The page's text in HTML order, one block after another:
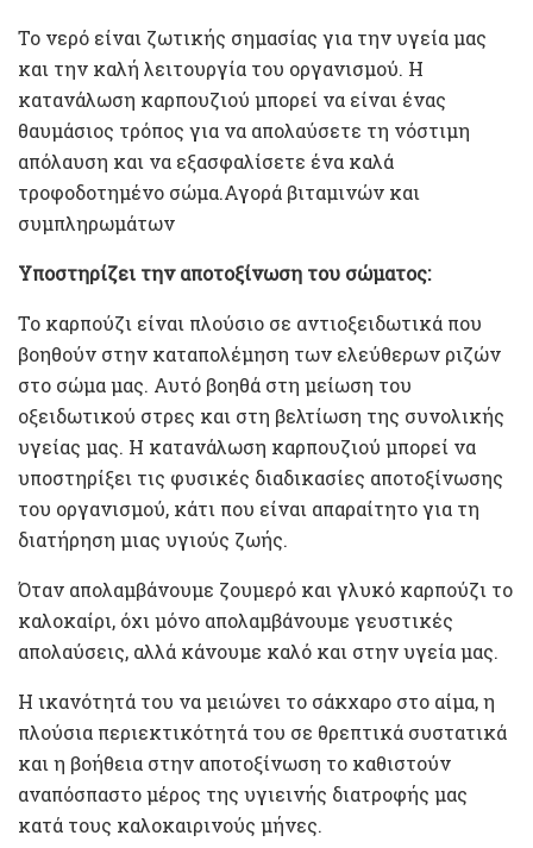
Το νερό είναι ζωτικής σημασίας για την υγεία μας
και την καλή λειτουργία του οργανισμού. Η
κατανάλωση καρπουζιού μπορεί να είναι ένας
θαυμάσιος τρόπος για να απολαύσετε τη νόστιμη
απόλαυση και να εξασφαλίσετε ένα καλά
τροφοδοτημένο σώμα.Αγορά βιταμινών και
συμπληρωμάτων
Υποστηρίζει την αποτοξίνωση του σώματος:
Το καρπούζι είναι πλούσιο σε αντιοξειδωτικά που
βοηθούν στην καταπολέμηση των ελεύθερων ριζών
στο σώμα μας. Αυτό βοηθά στη μείωση του
οξειδωτικού στρες και στη βελτίωση της συνολικής
υγείας μας. Η κατανάλωση καρπουζιού μπορεί να
υποστηρίξει τις φυσικές διαδικασίες αποτοξίνωσης
του οργανισμού, κάτι που είναι απαραίτητο για τη
διατήρηση μιας υγιούς ζωής.
Όταν απολαμβάνουμε ζουμερό και γλυκό καρπούζι το
καλοκαίρι, όχι μόνο απολαμβάνουμε γευστικές
απολαύσεις, αλλά κάνουμε καλό και στην υγεία μας.
Η ικανότητά του να μειώνει το σάκχαρο στο αίμα, η
πλούσια περιεκτικότητά του σε θρεπτικά συστατικά
και η βοήθεια στην αποτοξίνωση το καθιστούν
αναπόσπαστο μέρος της υγιεινής διατροφής μας
κατά τους καλοκαιρινούς μήνες.